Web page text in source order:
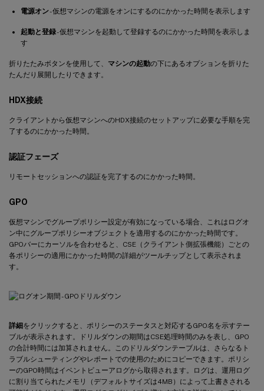
電源オン- 仮想マシンの電源をオンにするのにかかった時間を表示します
起動と登録- 仮想マシンを起動して登録するのにかかった時間を表示しま
す
折りたたみボタンを使用して、 マシンの起動の下にあるオプションを折りた
たんだり展開したりできます。
HDX接続
クライアントから仮想マシンへのHDX接続のセットアップに必要な手順を完
了するのにかかった時間。
認証フェーズ
リモートセッションへの認証を完了するのにかかった時間。
GPO
仮想マシンでグループポリシー設定が有効になっている場合、これはログオ
ン中にグループポリシーオブジェクトを適用するのにかかった時間です。
GPOバーにカーソルを合わせると、CSE（クライアント側拡張機能）ごとの
各ポリシーの適用にかかった時間の詳細がツールチップとして表示されま
す。
詳細をクリックすると、ポリシーのステータスと対応するGPO名を示すテー
ブルが表示されます。ドリルダウンの期間はCSE処理時間のみを表し、GPO
の合計時間には加算されません。このドリルダウンテーブルは、さらなるト
ラブルシューティングやレポートでの使用のためにコピーできます。ポリシ
ーのGPO時間はイベントビューアログから取得されます。ログは、運用ログ
に割り当てられたメモリ（デフォルトサイズは4MB）によって上書きされる